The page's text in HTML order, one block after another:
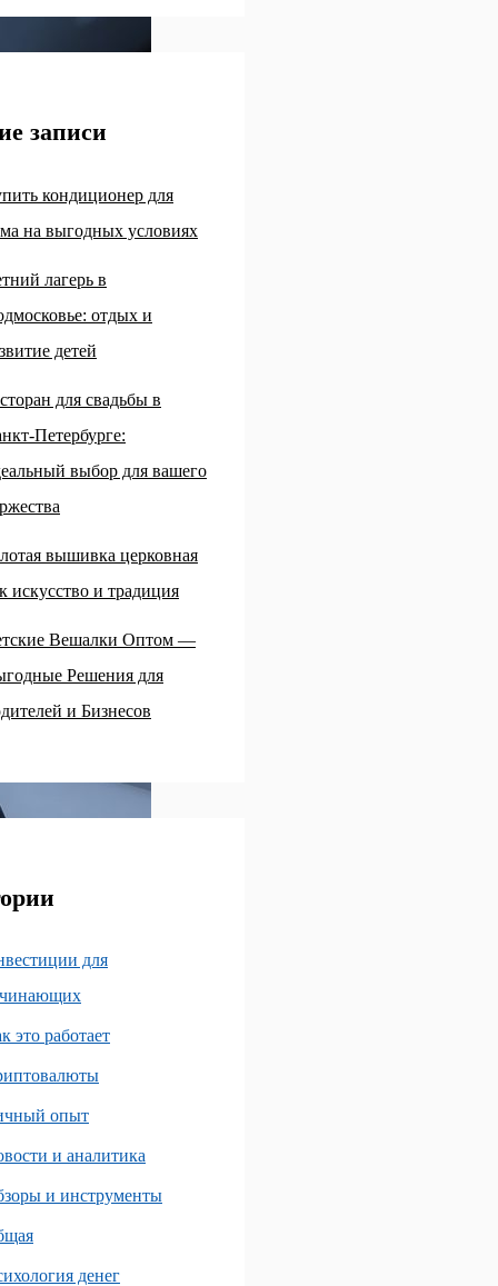
записи
кондиционер для
на выгодных условиях
лагерь в
отдых и
детей
для свадьбы в
Петербурге:
выбор для вашего
вышивка церковная
искусство и традиция
Вешалки Оптом —
Решения для
и Бизнесов
для
это работает
опыт
и аналитика
и инструменты
денег